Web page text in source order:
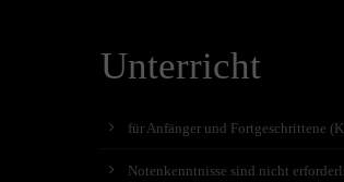
Unterricht
für Anfänger und Fortgeschrittene
Notenkenntnisse sind nicht